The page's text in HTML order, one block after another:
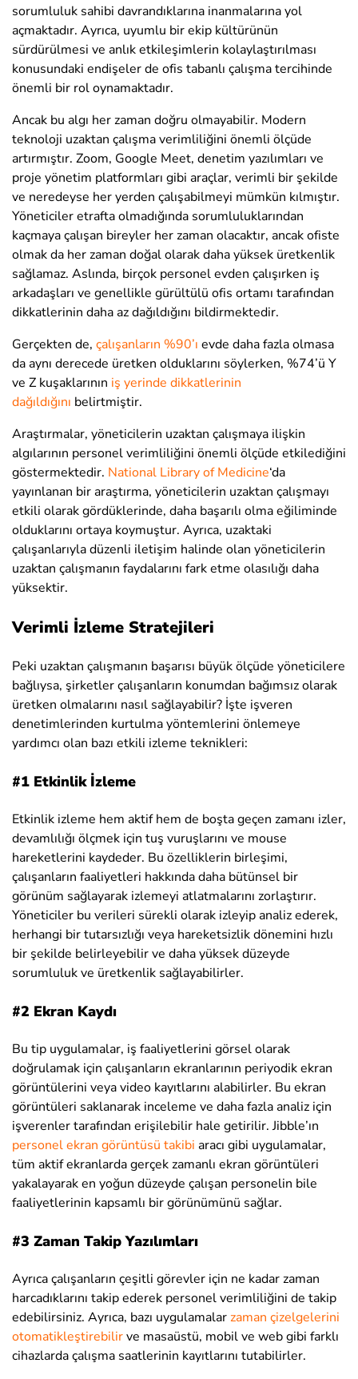
sorumluluk sahibi davrandıklarına inanmalarına yol
açmaktadır. Ayrıca, uyumlu bir ekip kültürünün
sürdürülmesi ve anlık etkileşimlerin kolaylaştırılması
konusundaki endişeler de ofis tabanlı çalışma tercihinde
önemli bir rol oynamaktadır.
Ancak bu algı her zaman doğru olmayabilir. Modern
teknoloji uzaktan çalışma verimliliğini önemli ölçüde
artırmıştır. Zoom, Google Meet, denetim yazılımları ve
proje yönetim platformları gibi araçlar, verimli bir şekilde
ve neredeyse her yerden çalışabilmeyi mümkün kılmıştır.
Yöneticiler etrafta olmadığında sorumluluklarından
kaçmaya çalışan bireyler her zaman olacaktır, ancak ofiste
olmak da her zaman doğal olarak daha yüksek üretkenlik
sağlamaz. Aslında, birçok personel evden çalışırken iş
arkadaşları ve genellikle gürültülü ofis ortamı tarafından
dikkatlerinin daha az dağıldığını bildirmektedir.
Gerçekten de, çalışanların %90’ı evde daha fazla olmasa
da aynı derecede üretken olduklarını söylerken, %74’ü Y
ve Z kuşaklarının iş yerinde dikkatlerinin
dağıldığını belirtmiştir.
Araştırmalar, yöneticilerin uzaktan çalışmaya ilişkin
algılarının personel verimliliğini önemli ölçüde etkilediğini
göstermektedir. National Library of Medicine‘da
yayınlanan bir araştırma, yöneticilerin uzaktan çalışmayı
etkili olarak gördüklerinde, daha başarılı olma eğiliminde
olduklarını ortaya koymuştur. Ayrıca, uzaktaki
çalışanlarıyla düzenli iletişim halinde olan yöneticilerin
uzaktan çalışmanın faydalarını fark etme olasılığı daha
yüksektir.
Verimli İzleme Stratejileri
Peki uzaktan çalışmanın başarısı büyük ölçüde yöneticilere
bağlıysa, şirketler çalışanların konumdan bağımsız olarak
üretken olmalarını nasıl sağlayabilir? İşte işveren
denetimlerinden kurtulma yöntemlerini önlemeye
yardımcı olan bazı etkili izleme teknikleri:
#1 Etkinlik İzleme
Etkinlik izleme hem aktif hem de boşta geçen zamanı izler,
devamlılığı ölçmek için tuş vuruşlarını ve mouse
hareketlerini kaydeder. Bu özelliklerin birleşimi,
çalışanların faaliyetleri hakkında daha bütünsel bir
görünüm sağlayarak izlemeyi atlatmalarını zorlaştırır.
Yöneticiler bu verileri sürekli olarak izleyip analiz ederek,
herhangi bir tutarsızlığı veya hareketsizlik dönemini hızlı
bir şekilde belirleyebilir ve daha yüksek düzeyde
sorumluluk ve üretkenlik sağlayabilirler.
#2 Ekran Kaydı
Bu tip uygulamalar, iş faaliyetlerini görsel olarak
doğrulamak için çalışanların ekranlarının periyodik ekran
görüntülerini veya video kayıtlarını alabilirler. Bu ekran
görüntüleri saklanarak inceleme ve daha fazla analiz için
işverenler tarafından erişilebilir hale getirilir. Jibble’ın
personel ekran görüntüsü takibi aracı gibi uygulamalar,
tüm aktif ekranlarda gerçek zamanlı ekran görüntüleri
yakalayarak en yoğun düzeyde çalışan personelin bile
faaliyetlerinin kapsamlı bir görünümünü sağlar.
#3 Zaman Takip Yazılımları
Ayrıca çalışanların çeşitli görevler için ne kadar zaman
harcadıklarını takip ederek personel verimliliğini de takip
edebilirsiniz. Ayrıca, bazı uygulamalarzaman çizelgelerini
otomatikleştirebilirve masaüstü, mobil ve web gibi farklı
cihazlarda çalışma saatlerinin kayıtlarını tutabilirler.